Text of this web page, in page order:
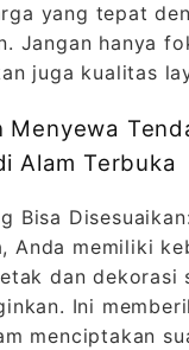
yang tepat
Jangan hanya
juga kualitas
Menyewa
Alam Terbuka
Bisa
Anda memiliki
dan dekorasi
Ini
menciptakan